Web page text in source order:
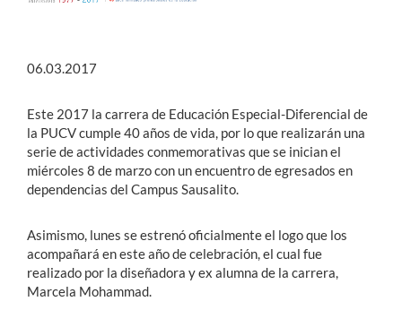
06.03.2017
Este 2017 la carrera de Educación Especial-Diferencial de
la PUCV cumple 40 años de vida, por lo que realizarán una
serie de actividades conmemorativas que se inician el
miércoles 8 de marzo con un encuentro de egresados en
dependencias del Campus Sausalito.
Asimismo, lunes se estrenó oficialmente el logo que los
acompañará en este año de celebración, el cual fue
realizado por la diseñadora y ex alumna de la carrera,
Marcela Mohammad.